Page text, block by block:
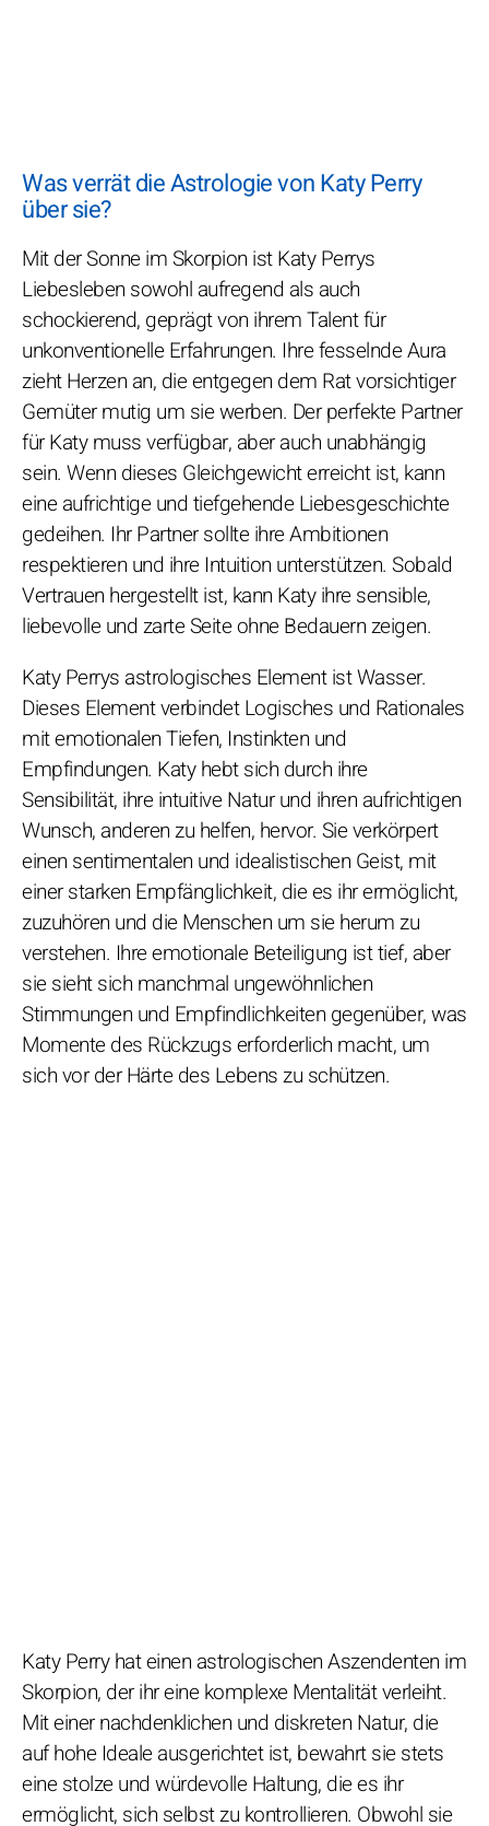
Was verrät die Astrologie von Katy Perry
über sie?
Mit der Sonne im Skorpion ist Katy Perrys
Liebesleben sowohl aufregend als auch
schockierend, geprägt von ihrem Talent für
unkonventionelle Erfahrungen. Ihre fesselnde Aura
zieht Herzen an, die entgegen dem Rat vorsichtiger
Gemüter mutig um sie werben. Der perfekte Partner
für Katy muss verfügbar, aber auch unabhängig
sein. Wenn dieses Gleichgewicht erreicht ist, kann
eine aufrichtige und tiefgehende Liebesgeschichte
gedeihen. Ihr Partner sollte ihre Ambitionen
respektieren und ihre Intuition unterstützen. Sobald
Vertrauen hergestellt ist, kann Katy ihre sensible,
liebevolle und zarte Seite ohne Bedauern zeigen.
Katy Perrys astrologisches Element ist Wasser.
Dieses Element verbindet Logisches und Rationales
mit emotionalen Tiefen, Instinkten und
Empfindungen. Katy hebt sich durch ihre
Sensibilität, ihre intuitive Natur und ihren aufrichtigen
Wunsch, anderen zu helfen, hervor. Sie verkörpert
einen sentimentalen und idealistischen Geist, mit
einer starken Empfänglichkeit, die es ihr ermöglicht,
zuzuhören und die Menschen um sie herum zu
verstehen. Ihre emotionale Beteiligung ist tief, aber
sie sieht sich manchmal ungewöhnlichen
Stimmungen und Empfindlichkeiten gegenüber, was
Momente des Rückzugs erforderlich macht, um
sich vor der Härte des Lebens zu schützen.
Katy Perry hat einen astrologischen Aszendenten im
Skorpion, der ihr eine komplexe Mentalität verleiht.
Mit einer nachdenklichen und diskreten Natur, die
auf hohe Ideale ausgerichtet ist, bewahrt sie stets
eine stolze und würdevolle Haltung, die es ihr
ermöglicht, sich selbst zu kontrollieren. Obwohl sie